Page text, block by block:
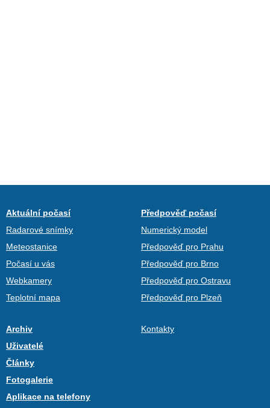
Aktuální počasí
Radarové snímky
Meteostanice
Počasí u vás
Webkamery
Teplotní mapa
Předpověď počasí
Numerický model
Předpověď pro Prahu
Předpověď pro Brno
Předpověď pro Ostravu
Předpověď pro Plzeň
Archiv
Uživatelé
Články
Fotogalerie
Aplikace na telefony
Kontakty